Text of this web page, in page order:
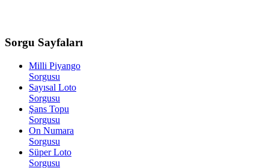
Sorgu Sayfaları
Milli Piyango
Sorgusu
Sayısal Loto
Sorgusu
Şans Topu
Sorgusu
On Numara
Sorgusu
Süper Loto
Sorgusu